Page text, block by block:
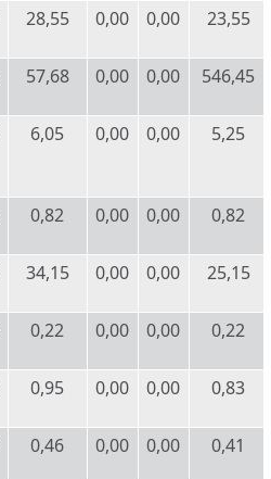
28,55 0,00 0,00 23,55
57,68 0,00 0,00 546,45
6,05 0,00 0,00 5,25
0,82 0,00 0,00 0,82
34,15 0,00 0,00 25,15
0,22 0,00 0,00 0,22
0,95 0,00 0,00 0,83
0,46 0,00 0,00 0,41